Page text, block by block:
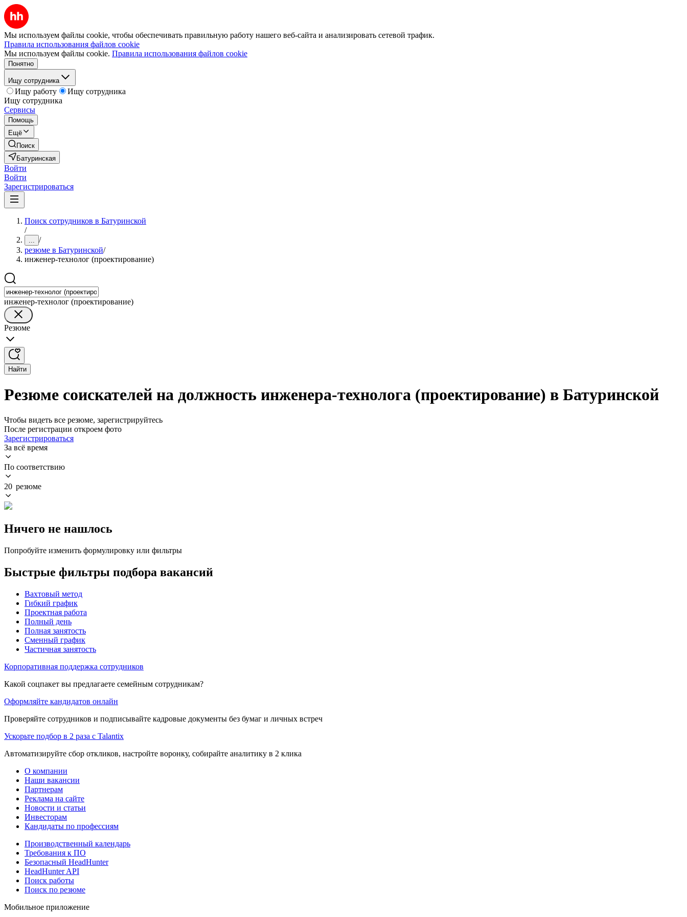
Мы используем файлы cookie, чтобы обеспечивать правильную работу нашего веб-сайта и анализировать сетевой трафик.
Правила использования файлов cookie
Мы используем файлы cookie. Правила использования файлов cookie
Понятно
Ищу сотрудника
Ищу работу
Ищу сотрудника
Ищу сотрудника
Сервисы
Помощь
Ещё
Поиск
Батуринская
Войти
Войти
Зарегистрироваться
Поиск сотрудников в Батуринской
/
... /
резюме в Батуринской/
инженер-технолог (проектирование)
инженер-технолог (проектирование)
Резюме
Найти
Резюме соискателей на должность инженера-технолога (проектирование) в Батуринской
Чтобы видеть все резюме, зарегистрируйтесь
После регистрации откроем фото
Зарегистрироваться
За всё время
По соответствию
20 резюме
Ничего не нашлось
Попробуйте изменить формулировку или фильтры
Быстрые фильтры подбора вакансий
Вахтовый метод
Гибкий график
Проектная работа
Полный день
Полная занятость
Сменный график
Частичная занятость
Корпоративная поддержка сотрудников
Какой соцпакет вы предлагаете семейным сотрудникам?
Оформляйте кандидатов онлайн
Проверяйте сотрудников и подписывайте кадровые документы без бумаг и личных встреч
Ускорьте подбор в 2 раза с Talantix
Автоматизируйте сбор откликов, настройте воронку, собирайте аналитику в 2 клика
О компании
Наши вакансии
Партнерам
Реклама на сайте
Новости и статьи
Инвесторам
Кандидаты по профессиям
Производственный календарь
Требования к ПО
Безопасный HeadHunter
HeadHunter API
Поиск работы
Поиск по резюме
Мобильное приложение